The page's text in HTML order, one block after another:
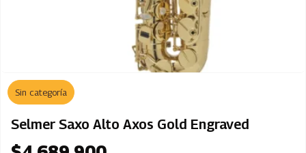
Sin categoría
Selmer Saxo Alto Axos Gold Engraved